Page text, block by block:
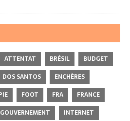
ATTENTAT BRÉSIL
BUDGET
DOS SANTOS
ENCHÈRES
FOOT FRA
FRANCE
GOUVERNEMENT INTERNET